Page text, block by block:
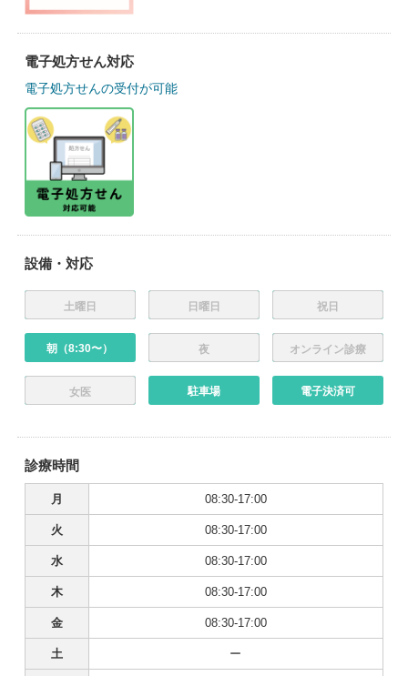
電子処方せん対応
電子処方せんの受付が可能
設備・対応
土曜日 日曜日 祝日
朝（8:30〜） 夜 オンライン診療
女医 駐車場 電子決済可
診療時間
月 08:30-17:00
火 08:30-17:00
水 08:30-17:00
木 08:30-17:00
金 08:30-17:00
土 ー